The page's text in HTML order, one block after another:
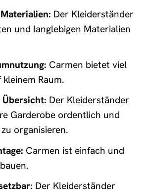
Der Kleiderständer
und langlebigen Materialien
Carmen bietet viel
Raum.
Der Kleiderständer
Garderobe ordentlich und
organisieren.
Carmen ist einfach und
Der Kleiderständer